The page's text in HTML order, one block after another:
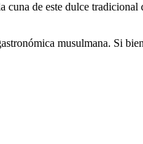
de este dulce
musulmana. Si